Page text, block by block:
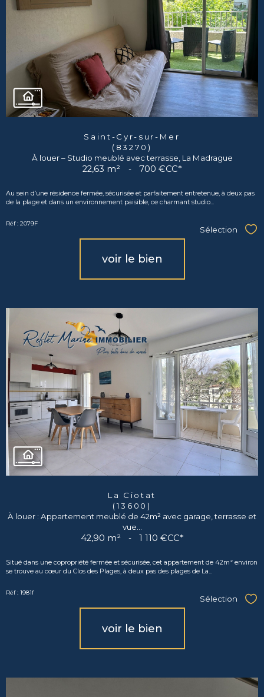
Saint-Cyr-sur-Mer
(83270)
À louer – Studio meublé avec terrasse, La Madrague
22,63 m² - 700 €CC*
Au sein d’une résidence fermée, sécurisée et parfaitement entretenue, à deux pas
de la plage et dans un environnement paisible, ce charmant studio...
Réf : 2079F
Sélection
voir le bien
La Ciotat
(13600)
À louer : Appartement meublé de 42m² avec garage, terrasse et
vue...
42,90 m² - 1 110 €CC*
Situé dans une copropriété fermée et sécurisée, cet appartement de 42m² environ
se trouve au cœur du Clos des Plages, à deux pas des plages de La...
Réf : 1981f
Sélection
voir le bien